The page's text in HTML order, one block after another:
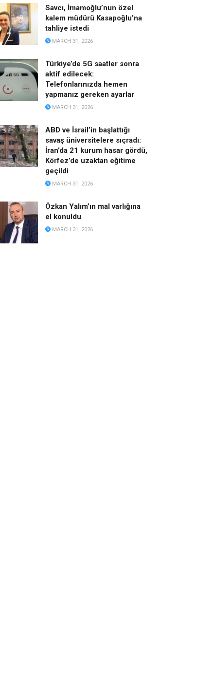
Savcı, İmamoğlu’nun özel
kalem müdürü Kasapoğlu’na
tahliye istedi
MARCH 31, 2026
Türkiye’de 5G saatler sonra
aktif edilecek:
Telefonlarınızda hemen
yapmanız gereken ayarlar
MARCH 31, 2026
ABD ve İsrail’in başlattığı
savaş üniversitelere sıçradı:
İran’da 21 kurum hasar gördü,
Körfez’de uzaktan eğitime
geçildi
MARCH 31, 2026
Özkan Yalım’ın mal varlığına
el konuldu
MARCH 31, 2026